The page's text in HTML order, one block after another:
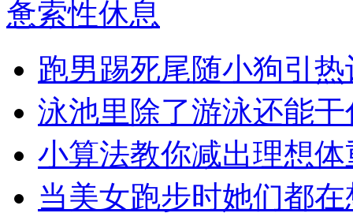
跑男踢死尾随小狗引
泳池里除了游泳还能
小算法教你减出理想
当美女跑步时她们都